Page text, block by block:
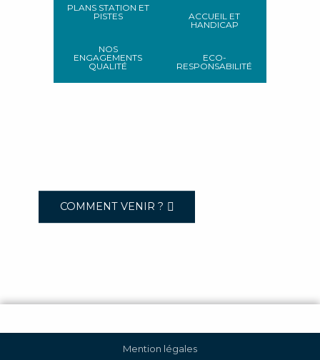
PLANS STATION ET
PISTES
NOS
ENGAGEMENTS
QUALITÉ
ACCUEIL ET
HANDICAP
ECO-
RESPONSABILITÉ
COMMENT VENIR ?
Mention légales